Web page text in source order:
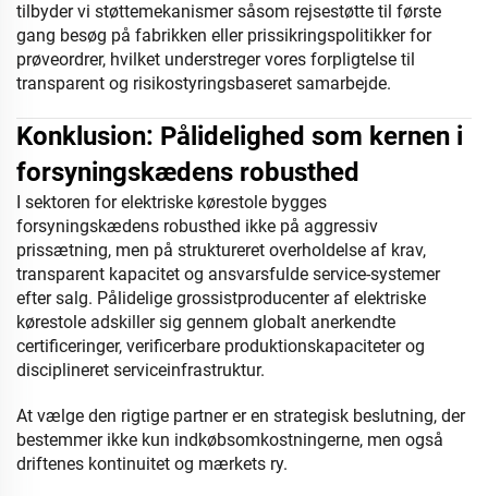
tilbyder vi støttemekanismer såsom rejsestøtte til første
gang besøg på fabrikken eller prissikringspolitikker for
prøveordrer, hvilket understreger vores forpligtelse til
transparent og risikostyringsbaseret samarbejde.
Konklusion: Pålidelighed som kernen i
forsyningskædens robusthed
I sektoren for elektriske kørestole bygges
forsyningskædens robusthed ikke på aggressiv
prissætning, men på struktureret overholdelse af krav,
transparent kapacitet og ansvarsfulde service-systemer
efter salg. Pålidelige grossistproducenter af elektriske
kørestole adskiller sig gennem globalt anerkendte
certificeringer, verificerbare produktionskapaciteter og
disciplineret serviceinfrastruktur.
At vælge den rigtige partner er en strategisk beslutning, der
bestemmer ikke kun indkøbsomkostningerne, men også
driftenes kontinuitet og mærkets ry.